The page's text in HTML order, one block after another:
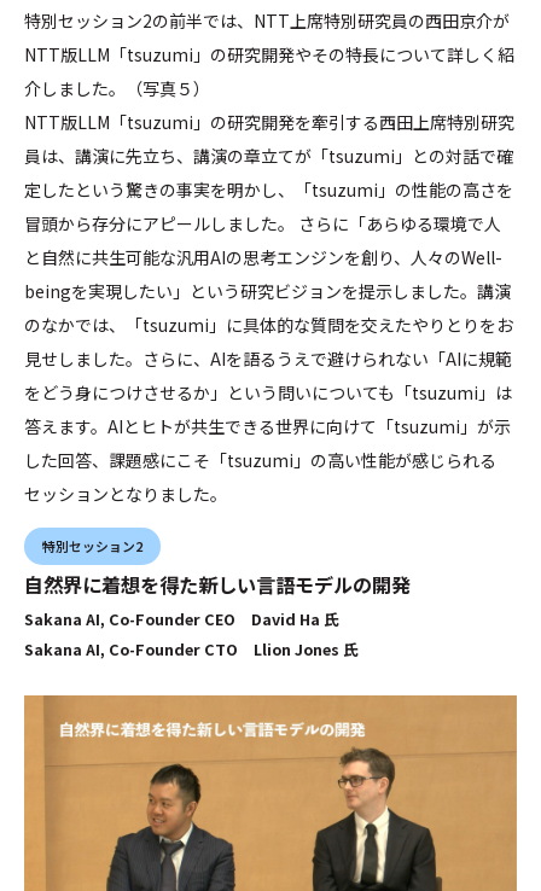
特別セッション2の前半では、NTT上席特別研究員の西田京介が
NTT版LLM「tsuzumi」の研究開発やその特長について詳しく紹
介しました。（写真５）
NTT版LLM「tsuzumi」の研究開発を牽引する西田上席特別研究
員は、講演に先立ち、講演の章立てが「tsuzumi」との対話で確
定したという驚きの事実を明かし、「tsuzumi」の性能の高さを
冒頭から存分にアピールしました。 さらに「あらゆる環境で人
と自然に共生可能な汎用AIの思考エンジンを創り、人々のWell-
beingを実現したい」という研究ビジョンを提示しました。講演
のなかでは、「tsuzumi」に具体的な質問を交えたやりとりをお
見せしました。さらに、AIを語るうえで避けられない「AIに規範
をどう身につけさせるか」という問いについても「tsuzumi」は
答えます。AIとヒトが共生できる世界に向けて「tsuzumi」が示
した回答、課題感にこそ「tsuzumi」の高い性能が感じられる
セッションとなりました。
特別セッション2
自然界に着想を得た新しい言語モデルの開発
Sakana AI, Co-Founder CEO David Ha 氏
Sakana AI, Co-Founder CTO Llion Jones 氏